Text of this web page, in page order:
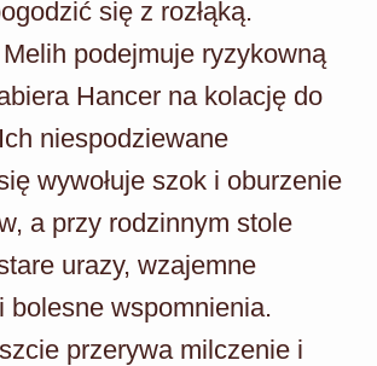
się z rozłąką.
podejmuje ryzykowną
Hancer na kolację do
niespodziewane
wywołuje szok i oburzenie
a przy rodzinnym stole
urazy, wzajemne
bolesne wspomnienia.
przerywa milczenie i